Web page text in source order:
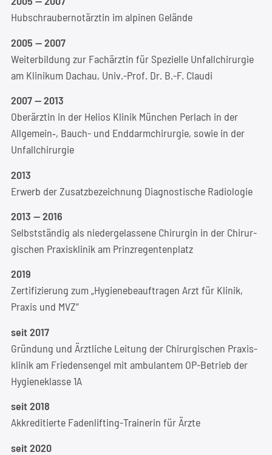
Hub­schrau­ber­not­ärz­tin im alpi­nen Gelände
2005 — 2007
Wei­ter­bil­dung zur Fach­ärz­tin für Spe­zi­el­le Unfall­chir­ur­gie
am Kli­ni­kum Dach­au, Univ.-Prof. Dr. B.-F. Claudi
2007 — 2013
Ober­ärz­tin in der Heli­os Kli­nik Mün­chen Per­lach in der
Allgemein‑, Bauch- und End­darm­chir­ur­gie, sowie in der
Unfallchirurgie
2013
Erwerb der Zusatz­be­zeich­nung Dia­gnos­ti­sche Radiologie
2013 — 2016
Selbst­stän­dig als nie­der­ge­las­se­ne Chir­ur­gin in der Chir­ur­
gi­schen Pra­xis­kli­nik am Prinzregentenplatz
2019
Zer­ti­fi­zie­rung zum „Hygie­ne­be­auf­tra­gen Arzt für Kli­nik,
Pra­xis und MVZ“
seit 2017
Grün­dung und Ärzt­li­che Lei­tung der Chir­ur­gi­schen Pra­xis­
kli­nik am Frie­dens­en­gel mit ambu­lan­tem OP-Betrieb der
Hygie­n­e­klas­se 1A
seit 2018
Akkre­di­tier­te Faden­lif­ting-Trai­ne­rin für Ärzte
seit 2020